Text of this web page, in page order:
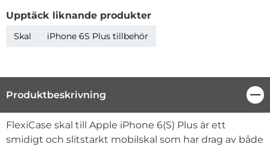
Upptäck liknande produkter
Skal iPhone 6S Plus tillbehör
Produktbeskrivning
Produktbeskrivning
FlexiCase skal till Apple iPhone 6(S) Plus är ett
smidigt och slitstarkt mobilskal som har drag av både